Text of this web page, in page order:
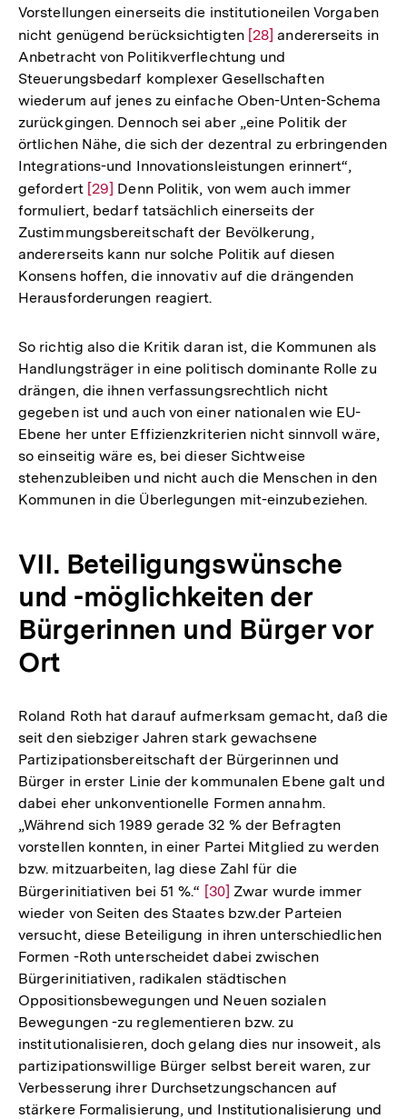
Vorstellungen einerseits die institutioneilen Vorgaben
nicht genügend berücksichtigten Zur
Auflösung
der
Fußnote
[28] andererseits in
Anbetracht von Politikverflechtung und
Steuerungsbedarf komplexer Gesellschaften
wiederum auf jenes zu einfache Oben-Unten-Schema
zurückgingen. Dennoch sei aber „eine Politik der
örtlichen Nähe, die sich der dezentral zu erbringenden
Integrations-und Innovationsleistungen erinnert“,
gefordert Zur
Auflösung
der
Fußnote
[29] Denn Politik, von wem auch immer
formuliert, bedarf tatsächlich einerseits der
Zustimmungsbereitschaft der Bevölkerung,
andererseits kann nur solche Politik auf diesen
Konsens hoffen, die innovativ auf die drängenden
Herausforderungen reagiert.
So richtig also die Kritik daran ist, die Kommunen als
Handlungsträger in eine politisch dominante Rolle zu
drängen, die ihnen verfassungsrechtlich nicht
gegeben ist und auch von einer nationalen wie EU-
Ebene her unter Effizienzkriterien nicht sinnvoll wäre,
so einseitig wäre es, bei dieser Sichtweise
stehenzubleiben und nicht auch die Menschen in den
Kommunen in die Überlegungen mit-einzubeziehen.
VII. Beteiligungswünsche
und -möglichkeiten der
Bürgerinnen und Bürger vor
Ort
Roland Roth hat darauf aufmerksam gemacht, daß die
seit den siebziger Jahren stark gewachsene
Partizipationsbereitschaft der Bürgerinnen und
Bürger in erster Linie der kommunalen Ebene galt und
dabei eher unkonventionelle Formen annahm.
„Während sich 1989 gerade 32 % der Befragten
vorstellen konnten, in einer Partei Mitglied zu werden
bzw. mitzuarbeiten, lag diese Zahl für die
Bürgerinitiativen bei 51 %.“ Zur
Auflösung
der
Fußnote
[30] Zwar wurde immer
wieder von Seiten des Staates bzw.der Parteien
versucht, diese Beteiligung in ihren unterschiedlichen
Formen -Roth unterscheidet dabei zwischen
Bürgerinitiativen, radikalen städtischen
Oppositionsbewegungen und Neuen sozialen
Bewegungen -zu reglementieren bzw. zu
institutionalisieren, doch gelang dies nur insoweit, als
partizipationswillige Bürger selbst bereit waren, zur
Verbesserung ihrer Durchsetzungschancen auf
stärkere Formalisierung, und Institutionalisierung und